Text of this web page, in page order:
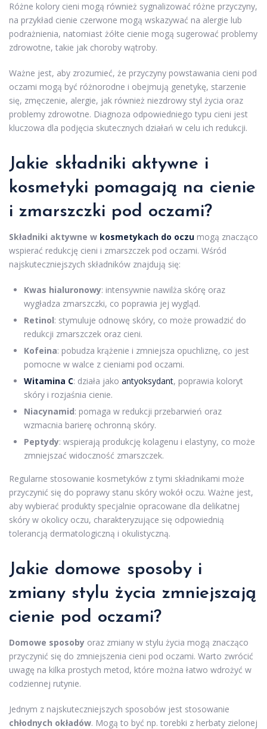
Różne kolory cieni mogą również sygnalizować różne przyczyny,
na przykład cienie czerwone mogą wskazywać na alergie lub
podrażnienia, natomiast żółte cienie mogą sugerować problemy
zdrowotne, takie jak choroby wątroby.
Ważne jest, aby zrozumieć, że przyczyny powstawania cieni pod
oczami mogą być różnorodne i obejmują genetykę, starzenie
się, zmęczenie, alergie, jak również niezdrowy styl życia oraz
problemy zdrowotne. Diagnoza odpowiedniego typu cieni jest
kluczowa dla podjęcia skutecznych działań w celu ich redukcji.
Jakie składniki aktywne i
kosmetyki pomagają na cienie
i zmarszczki pod oczami?
Składniki aktywne w kosmetykach do oczu mogą znacząco
wspierać redukcję cieni i zmarszczek pod oczami. Wśród
najskuteczniejszych składników znajdują się:
Kwas hialuronowy: intensywnie nawilża skórę oraz
wygładza zmarszczki, co poprawia jej wygląd.
Retinol: stymuluje odnowę skóry, co może prowadzić do
redukcji zmarszczek oraz cieni.
Kofeina: pobudza krążenie i zmniejsza opuchliznę, co jest
pomocne w walce z cieniami pod oczami.
Witamina C: działa jako antyoksydant, poprawia koloryt
skóry i rozjaśnia cienie.
Niacynamid: pomaga w redukcji przebarwień oraz
wzmacnia barierę ochronną skóry.
Peptydy: wspierają produkcję kolagenu i elastyny, co może
zmniejszać widoczność zmarszczek.
Regularne stosowanie kosmetyków z tymi składnikami może
przyczynić się do poprawy stanu skóry wokół oczu. Ważne jest,
aby wybierać produkty specjalnie opracowane dla delikatnej
skóry w okolicy oczu, charakteryzujące się odpowiednią
tolerancją dermatologiczną i okulistyczną.
Jakie domowe sposoby i
zmiany stylu życia zmniejszają
cienie pod oczami?
Domowe sposoby oraz zmiany w stylu życia mogą znacząco
przyczynić się do zmniejszenia cieni pod oczami. Warto zwrócić
uwagę na kilka prostych metod, które można łatwo wdrożyć w
codziennej rutynie.
Jednym z najskuteczniejszych sposobów jest stosowanie
chłodnych okładów. Mogą to być np. torebki z herbaty zielonej